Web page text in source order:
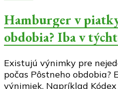
Hamburger v
obdobia? Iba v
Existujú výnimky pre
počas Pôstneho obdobia?
výnimiek. Napríklad